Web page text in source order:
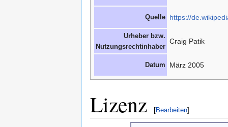
Quelle https://
Urheber bzw.
Nutzungsrechtinhaber
Craig Patik
Datum März 2005
Lizenz [Bearbeiten]